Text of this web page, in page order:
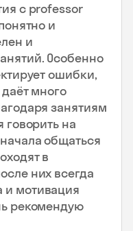
с professor
и
и
Особенно
ошибки,
много
занятиям
говорить на
общаться
в
них всегда
и мотивация
рекомендую